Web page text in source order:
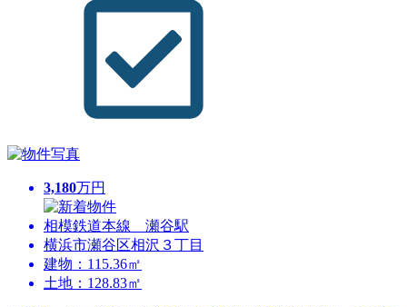
3,180万円
相模鉄道本線 瀬谷駅
横浜市瀬谷区相沢３丁目
建物：115.36㎡
土地：128.83㎡